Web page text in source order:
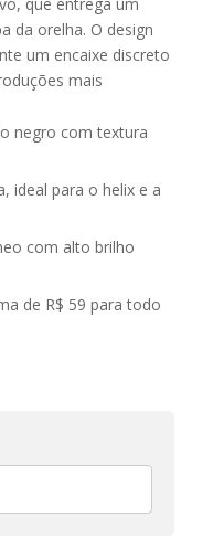
da orelha. O design
um encaixe discreto
mais
negro com textura
ideal para o helix e a
com alto brilho
de R$ 59 para todo